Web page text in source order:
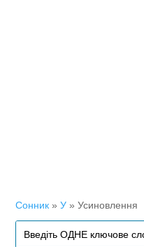
Сонник »У »Усиновлення